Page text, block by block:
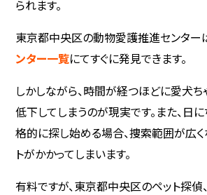
られます。
東京都中央区の動物愛護推進センター
ンター一覧にてすぐに発見できます。
しかしながら、時間が経つほどに愛犬
低下してしまうのが現実です。また、日
格的に探し始める場合、捜索範囲が広く
トがかかってしまいます。
有料ですが、東京都中央区のペット探偵